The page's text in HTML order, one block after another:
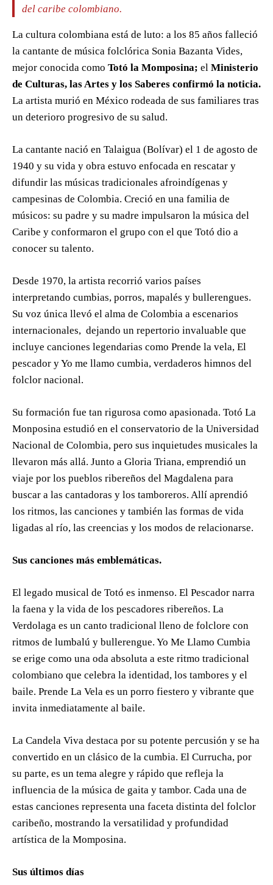
del caribe colombiano.
La cultura colombiana está de luto: a los 85 años falleció
la cantante de música folclórica Sonia Bazanta Vides,
mejor conocida como Totó la Momposina; el Ministerio
de Culturas, las Artes y los Saberes confirmó la noticia.
La artista murió en México rodeada de sus familiares tras
un deterioro progresivo de su salud.
La cantante nació en Talaigua (Bolívar) el 1 de agosto de
1940 y su vida y obra estuvo enfocada en rescatar y
difundir las músicas tradicionales afroindígenas y
campesinas de Colombia. Creció en una familia de
músicos: su padre y su madre impulsaron la música del
Caribe y conformaron el grupo con el que Totó dio a
conocer su talento.
Desde 1970, la artista recorrió varios países
interpretando cumbias, porros, mapalés y bullerengues.
Su voz única llevó el alma de Colombia a escenarios
internacionales, dejando un repertorio invaluable que
incluye canciones legendarias como Prende la vela, El
pescador y Yo me llamo cumbia, verdaderos himnos del
folclor nacional.
Su formación fue tan rigurosa como apasionada. Totó La
Monposina estudió en el conservatorio de la Universidad
Nacional de Colombia, pero sus inquietudes musicales la
llevaron más allá. Junto a Gloria Triana, emprendió un
viaje por los pueblos ribereños del Magdalena para
buscar a las cantadoras y los tamboreros. Allí aprendió
los ritmos, las canciones y también las formas de vida
ligadas al río, las creencias y los modos de relacionarse.
Sus canciones más emblemáticas.
El legado musical de Totó es inmenso. El Pescador narra
la faena y la vida de los pescadores ribereños. La
Verdolaga es un canto tradicional lleno de folclore con
ritmos de lumbalú y bullerengue. Yo Me Llamo Cumbia
se erige como una oda absoluta a este ritmo tradicional
colombiano que celebra la identidad, los tambores y el
baile. Prende La Vela es un porro fiestero y vibrante que
invita inmediatamente al baile.
La Candela Viva destaca por su potente percusión y se ha
convertido en un clásico de la cumbia. El Currucha, por
su parte, es un tema alegre y rápido que refleja la
influencia de la música de gaita y tambor. Cada una de
estas canciones representa una faceta distinta del folclor
caribeño, mostrando la versatilidad y profundidad
artística de la Momposina.
Sus últimos días